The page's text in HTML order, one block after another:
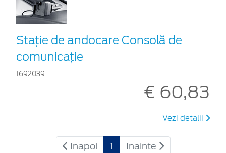
Staţie de andocare Consolă de
comunicaţie
1692039
€ 60,83
Vezi detalii
Inapoi 1 Inainte